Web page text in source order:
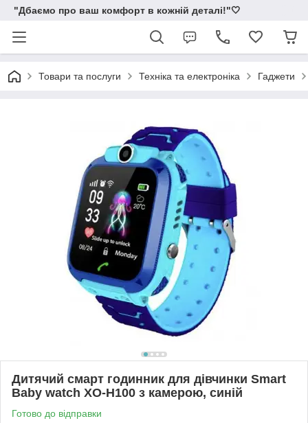
"Дбаємо про ваш комфорт в кожній деталі!"🤍
Товари та послуги Техніка та електроніка Гаджети
Дитячий смарт годинник для дівчинки Smart
Baby watch XO-H100 з камерою, синій
Готово до відправки